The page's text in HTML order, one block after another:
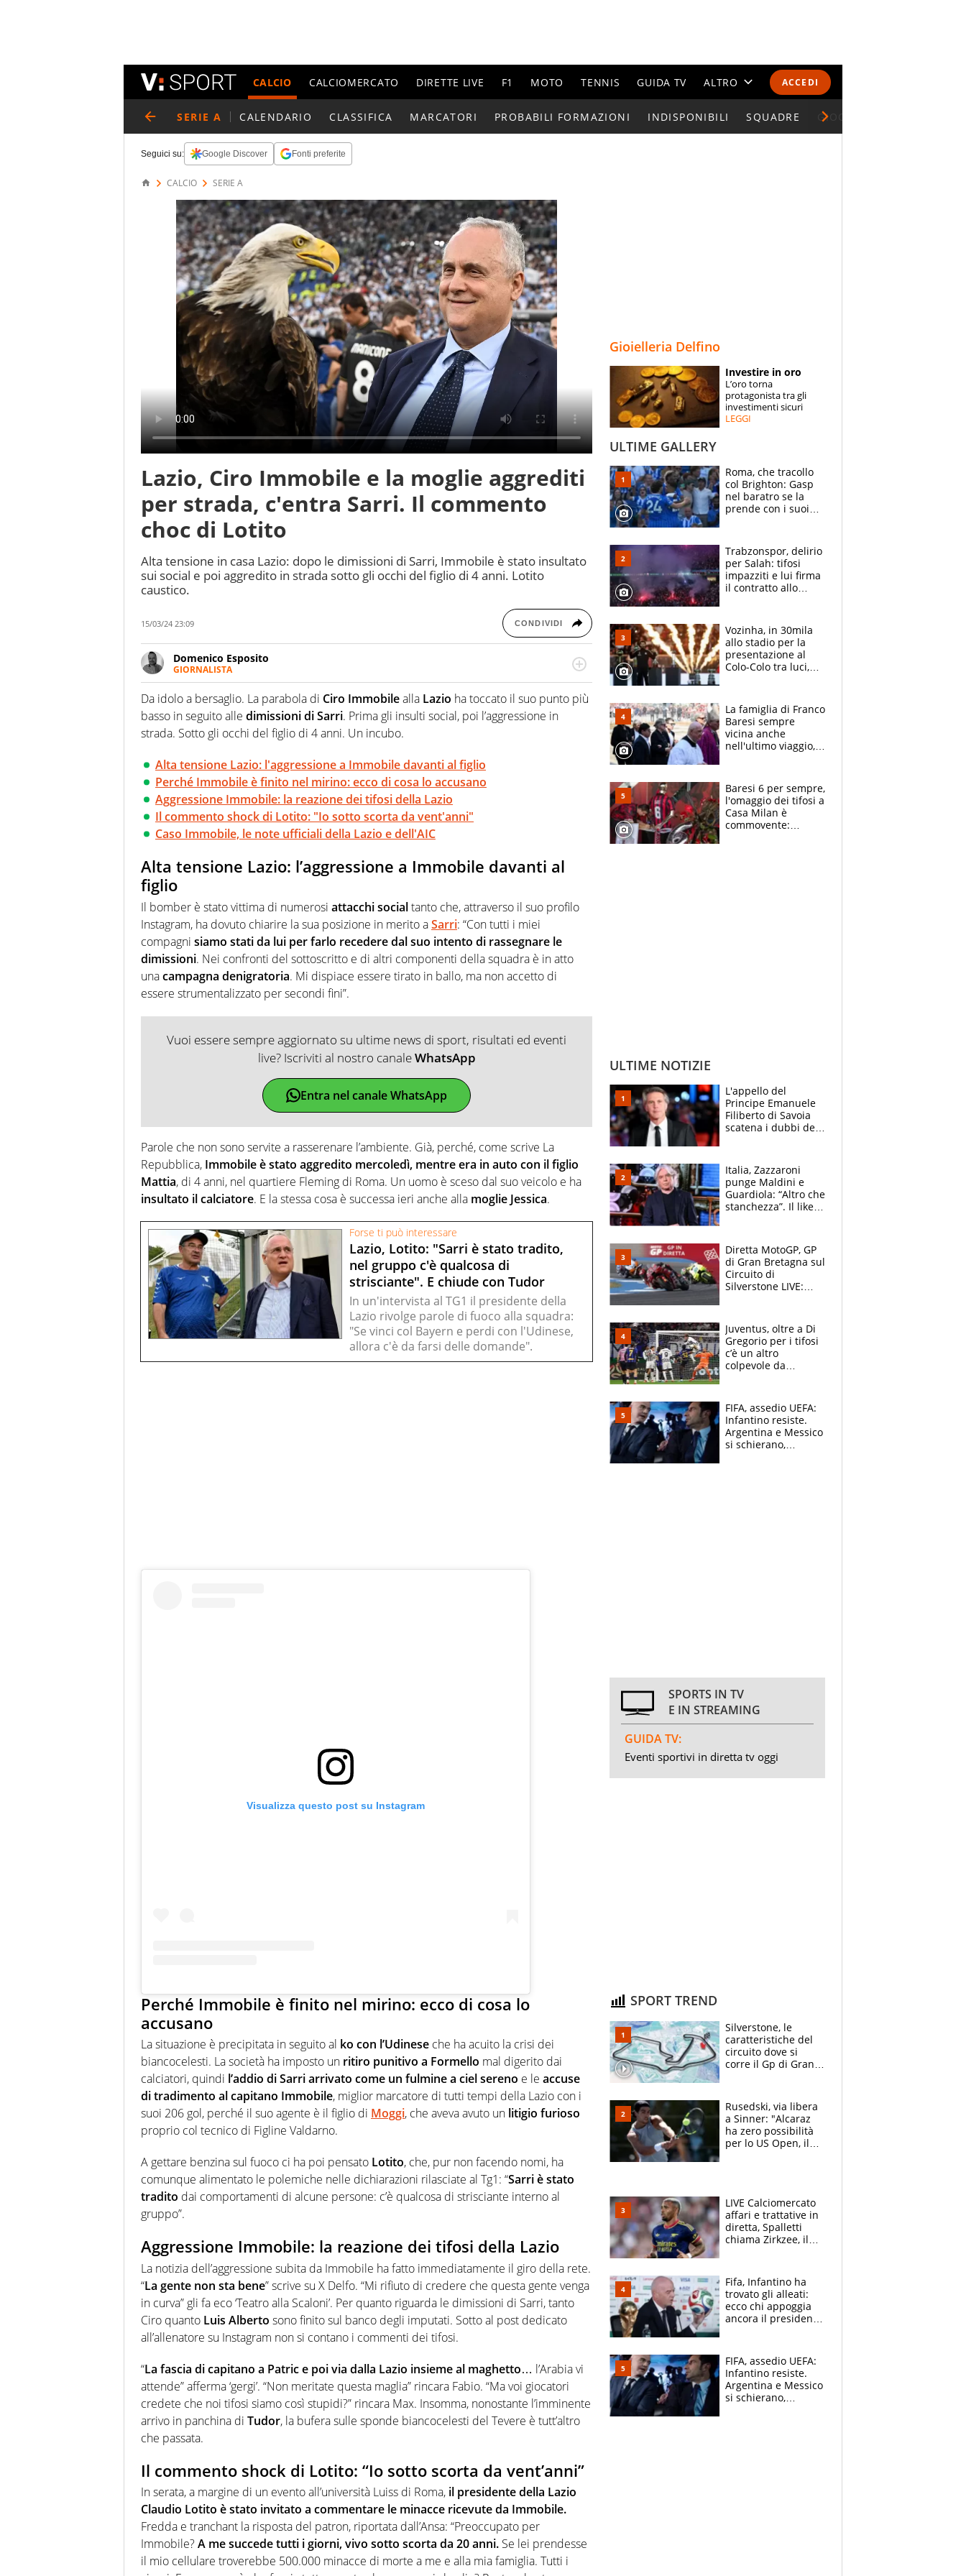
ACCEDI
CALCIO CALCIOMERCATO DIRETTE LIVE F1 MOTO TENNIS GUIDA TV ALTRO
CALENDARI E CLASSIFICHE
ESPERTI
CONTATTI
SERIE A CALENDARIO CLASSIFICA MARCATORI PROBABILI FORMAZIONI INDISPONIBILI SQUADRE GIOCATORI SERIE A
Seguici su: Google Discover Fonti preferite
CALCIO SERIE A
Lazio, Ciro Immobile e la moglie aggrediti
per strada, c'entra Sarri. Il commento
choc di Lotito
Alta tensione in casa Lazio: dopo le dimissioni di Sarri, Immobile è stato insultato
sui social e poi aggredito in strada sotto gli occhi del figlio di 4 anni. Lotito
caustico.
15/03/24 23:09 CONDIVIDI
Domenico Esposito
GIORNALISTA
Da vent’anni in campo e sul campo per vivere ogni evento in tutte le sue sfaccettature.
Passione smisurata per il calcio e per la sfera di cuoio. Il pallone è una cosa serissima,
guai a dirgli di no
Da idolo a bersaglio. La parabola di Ciro Immobilealla Lazio ha toccato il suo punto più
basso in seguito alle dimissioni di Sarri. Prima gli insulti social, poi l’aggressione in
strada. Sotto gli occhi del figlio di 4 anni. Un incubo.
Alta tensione Lazio: l'aggressione a Immobile davanti al figlio
Perché Immobile è finito nel mirino: ecco di cosa lo accusano
Aggressione Immobile: la reazione dei tifosi della Lazio
Il commento shock di Lotito: "Io sotto scorta da vent'anni"
Caso Immobile, le note ufficiali della Lazio e dell'AIC
Alta tensione Lazio: l’aggressione a Immobile davanti al
figlio
Il bomber è stato vittima di numerosi attacchi socialtanto che, attraverso il suo profilo
Instagram, ha dovuto chiarire la sua posizione in merito aSarri: “Con tutti i miei
compagni siamo stati da lui per farlo recedere dal suo intento di rassegnare le
dimissioni. Nei confronti del sottoscritto e di altri componenti della squadra è in atto
unacampagna denigratoria. Mi dispiace essere tirato in ballo, ma non accetto di
essere strumentalizzato per secondi fini”.
Vuoi essere sempre aggiornato su ultime news di sport, risultati ed eventi
live? Iscriviti al nostro canaleWhatsApp
Entra nel canale WhatsApp
Parole che non sono servite a rasserenare l’ambiente. Già, perché, come scrive La
Repubblica, Immobile è stato aggredito mercoledì, mentre era in auto con il figlio
Mattia, di 4 anni, nel quartiere Fleming di Roma. Un uomo è sceso dal suo veicolo e ha
insultato il calciatore. E la stessa cosa è successa ieri anche alla moglie Jessica.
Forse ti può interessare
Lazio, Lotito: "Sarri è stato tradito,
nel gruppo c'è qualcosa di
strisciante". E chiude con Tudor
In un'intervista al TG1 il presidente della
Lazio rivolge parole di fuoco alla squadra:
"Se vinci col Bayern e perdi con l'Udinese,
allora c'è da farsi delle domande".
Visualizza questo post su Instagram
Perché Immobile è finito nel mirino: ecco di cosa lo
accusano
La situazione è precipitata in seguito al ko con l’Udinese che ha acuito la crisi dei
biancocelesti. La società ha imposto un ritiro punitivo a Formello mal digerito dai
calciatori, quindi l’addio di Sarri arrivato come un fulmine a ciel sereno e le accuse
di tradimento al capitano Immobile, miglior marcatore di tutti tempi della Lazio con i
suoi 206 gol, perché il suo agente è il figlio di Moggi, che aveva avuto un litigio furioso
proprio col tecnico di Figline Valdarno.
A gettare benzina sul fuoco ci ha poi pensato Lotito, che, pur non facendo nomi, ha
comunque alimentato le polemiche nelle dichiarazioni rilasciate al Tg1: “Sarri è stato
tradito dai comportamenti di alcune persone: c’è qualcosa di strisciante interno al
gruppo”.
Aggressione Immobile: la reazione dei tifosi della Lazio
La notizia dell’aggressione subita da Immobile ha fatto immediatamente il giro della rete.
“La gente non sta bene” scrive su X Delfo. “Mi rifiuto di credere che questa gente venga
in curva” gli fa eco ‘Teatro alla Scaloni’. Per quanto riguarda le dimissioni di Sarri, tanto
Ciro quanto Luis Alberto sono finito sul banco degli imputati. Sotto al post dedicato
all’allenatore su Instagram non si contano i commenti dei tifosi.
“La fascia di capitano a Patric e poi via dalla Lazio insieme al maghetto… l’Arabia vi
attende” afferma ‘gergi’. “Non meritate questa maglia” rincara Fabio. “Ma voi giocatori
credete che noi tifosi siamo così stupidi?” rincara Max. Insomma, nonostante l’imminente
arrivo in panchina di Tudor, la bufera sulle sponde biancocelesti del Tevere è tutt’altro
che passata.
Il commento shock di Lotito: “Io sotto scorta da vent’anni”
In serata, a margine di un evento all’università Luiss di Roma, il presidente della Lazio
Claudio Lotito è stato invitato a commentare le minacce ricevute da Immobile.
Fredda e tranchant la risposta del patron, riportata dall’Ansa: “Preoccupato per
Immobile? A me succede tutti i giorni, vivo sotto scorta da 20 anni. Se lei prendesse
il mio cellulare troverebbe 500.000 minacce di morte a me e alla mia famiglia. Tutti i
Gioielleria Delfino
Investire in oro
L’oro torna
protagonista tra gli
investimenti sicuri
LEGGI
ULTIME GALLERY
Roma, che tracollo
col Brighton: Gasp
nel baratro se la
prende con i suoi
Trabzonspor, delirio
per Salah: tifosi
impazziti e lui firma
il contratto allo
Vozinha, in 30mila
allo stadio per la
presentazione al
Colo-Colo tra luci,
La famiglia di Franco
Baresi sempre
vicina anche
nell'ultimo viaggio,
circondati
dall'affetto dei tifosi
Baresi 6 per sempre,
l'omaggio dei tifosi a
Casa Milan è
commovente:
ULTIME NOTIZIE
L'appello del
Principe Emanuele
Filiberto di Savoia
scatena i dubbi dei
Italia, Zazzaroni
punge Maldini e
Guardiola: “Altro che
stanchezza”. Il like
Diretta MotoGP, GP
di Gran Bretagna sul
Circuito di
Silverstone LIVE:
Ducati in affanno
Juventus, oltre a Di
Gregorio per i tifosi
c’è un altro
colpevole da
FIFA, assedio UEFA:
Infantino resiste.
Argentina e Messico
si schierano,
SPORTS IN TV
E IN STREAMING
GUIDA TV:
Eventi sportivi in diretta tv oggi
SPORT TREND
Silverstone, le
caratteristiche del
circuito dove si
corre il Gp di Gran
Rusedski, via libera
a Sinner: "Alcaraz
ha zero possibilità
per lo US Open, il
LIVE Calciomercato
affari e trattative in
diretta, Spalletti
chiama Zirkzee, il
Diaz
Fifa, Infantino ha
trovato gli alleati:
ecco chi appoggia
ancora il presidente
FIFA, assedio UEFA:
Infantino resiste.
Argentina e Messico
si schierano,